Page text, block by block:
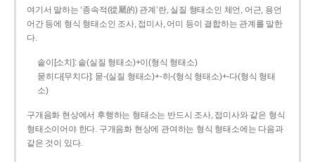
여기서 말하는 ‘종속적(從屬的) 관계’란, 실질 형태소인 체언, 어근, 용언
어간 등에 형식 형태소인 조사, 접미사, 어미 등이 결합하는 관계를 말한
다.
솥이[소치]: 솥(실질 형태소)+이(형식 형태소)
묻히다[무치다]: 묻­-(실질 형태소)+­-히­-(형식 형태소)+-다(형식 형태
소)
구개음화 현상에서 후행하는 형태소는 반드시 조사, 접미사와 같은 형식
형태소이어야 한다. 구개음화 현상에 관여하는 형식 형태소에는 다음과
같은 것이 있다.